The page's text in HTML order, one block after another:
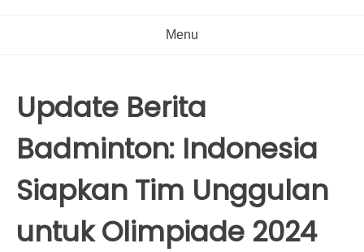
Menu
Update Berita
Badminton: Indonesia
Siapkan Tim Unggulan
untuk Olimpiade 2024